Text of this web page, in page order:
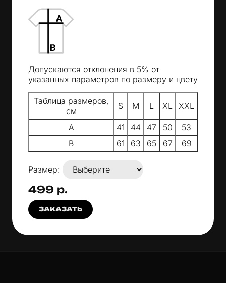
Допускаются отклонения в 5% от
указанных параметров по размеру и цвету
Таблица размеров,
см
S M L XL XXL
A 41 44 47 50
53
B
61 63 65 67 69
Размер:
499 р.
ЗАКАЗАТЬ